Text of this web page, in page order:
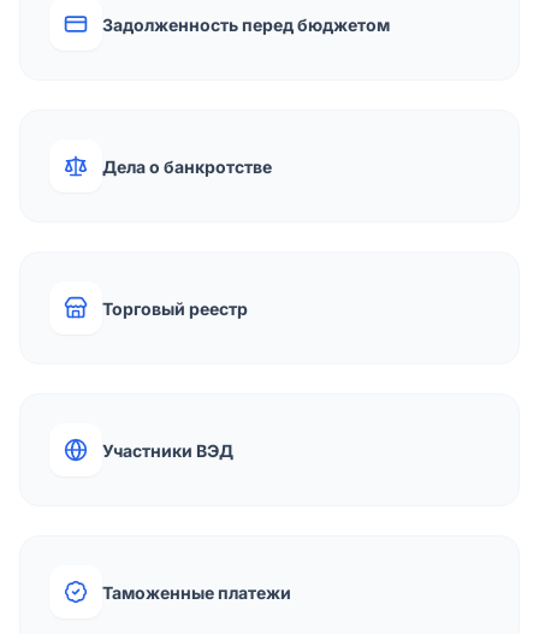
Задолженность перед бюджетом
Дела о банкротстве
Торговый реестр
Участники ВЭД
Таможенные платежи